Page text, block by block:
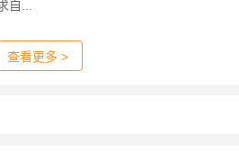
自...
查看更多 >